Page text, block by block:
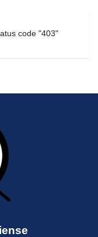
code "403"